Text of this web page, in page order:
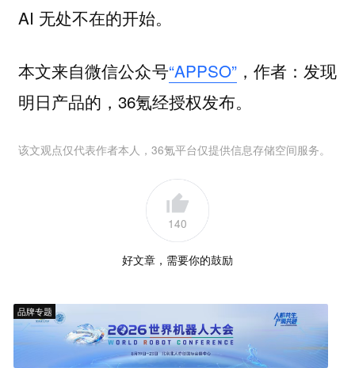
AI 无处不在的开始。
本文来自微信公众号“APPSO”，作者：发现
明日产品的，36氪经授权发布。
该文观点仅代表作者本人，36氪平台仅提供信息存储空间服务。
140
好文章，需要你的鼓励
品牌专题